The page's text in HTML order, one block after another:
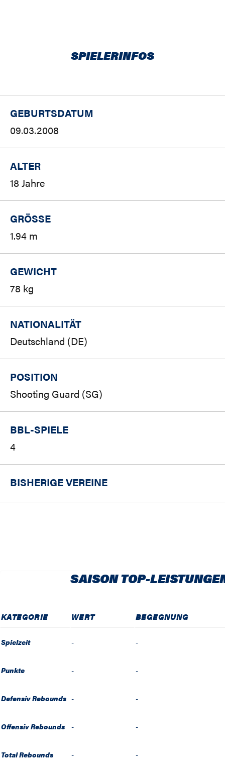
SPIELERINFOS
GEBURTSDATUM
09.03.2008
ALTER
18 Jahre
GRÖSSE
1.94 m
GEWICHT
78 kg
NATIONALITÄT
Deutschland (DE)
POSITION
Shooting Guard (SG)
BBL-SPIELE
4
BISHERIGE VEREINE
SAISON TOP-
KATEGORIE WERT BEGEGNUNG
Spielzeit - -
Punkte - -
Defensiv Rebounds - -
Offensiv Rebounds - -
Total Rebounds - -